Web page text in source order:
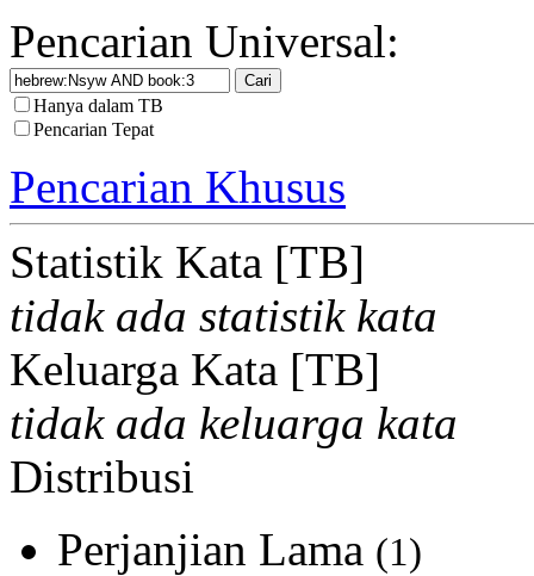
Pencarian Universal:
Hanya dalam TB
Pencarian Tepat
Pencarian Khusus
Statistik Kata [TB]
tidak ada statistik kata
Keluarga Kata [TB]
tidak ada keluarga kata
Distribusi
Perjanjian Lama (1)